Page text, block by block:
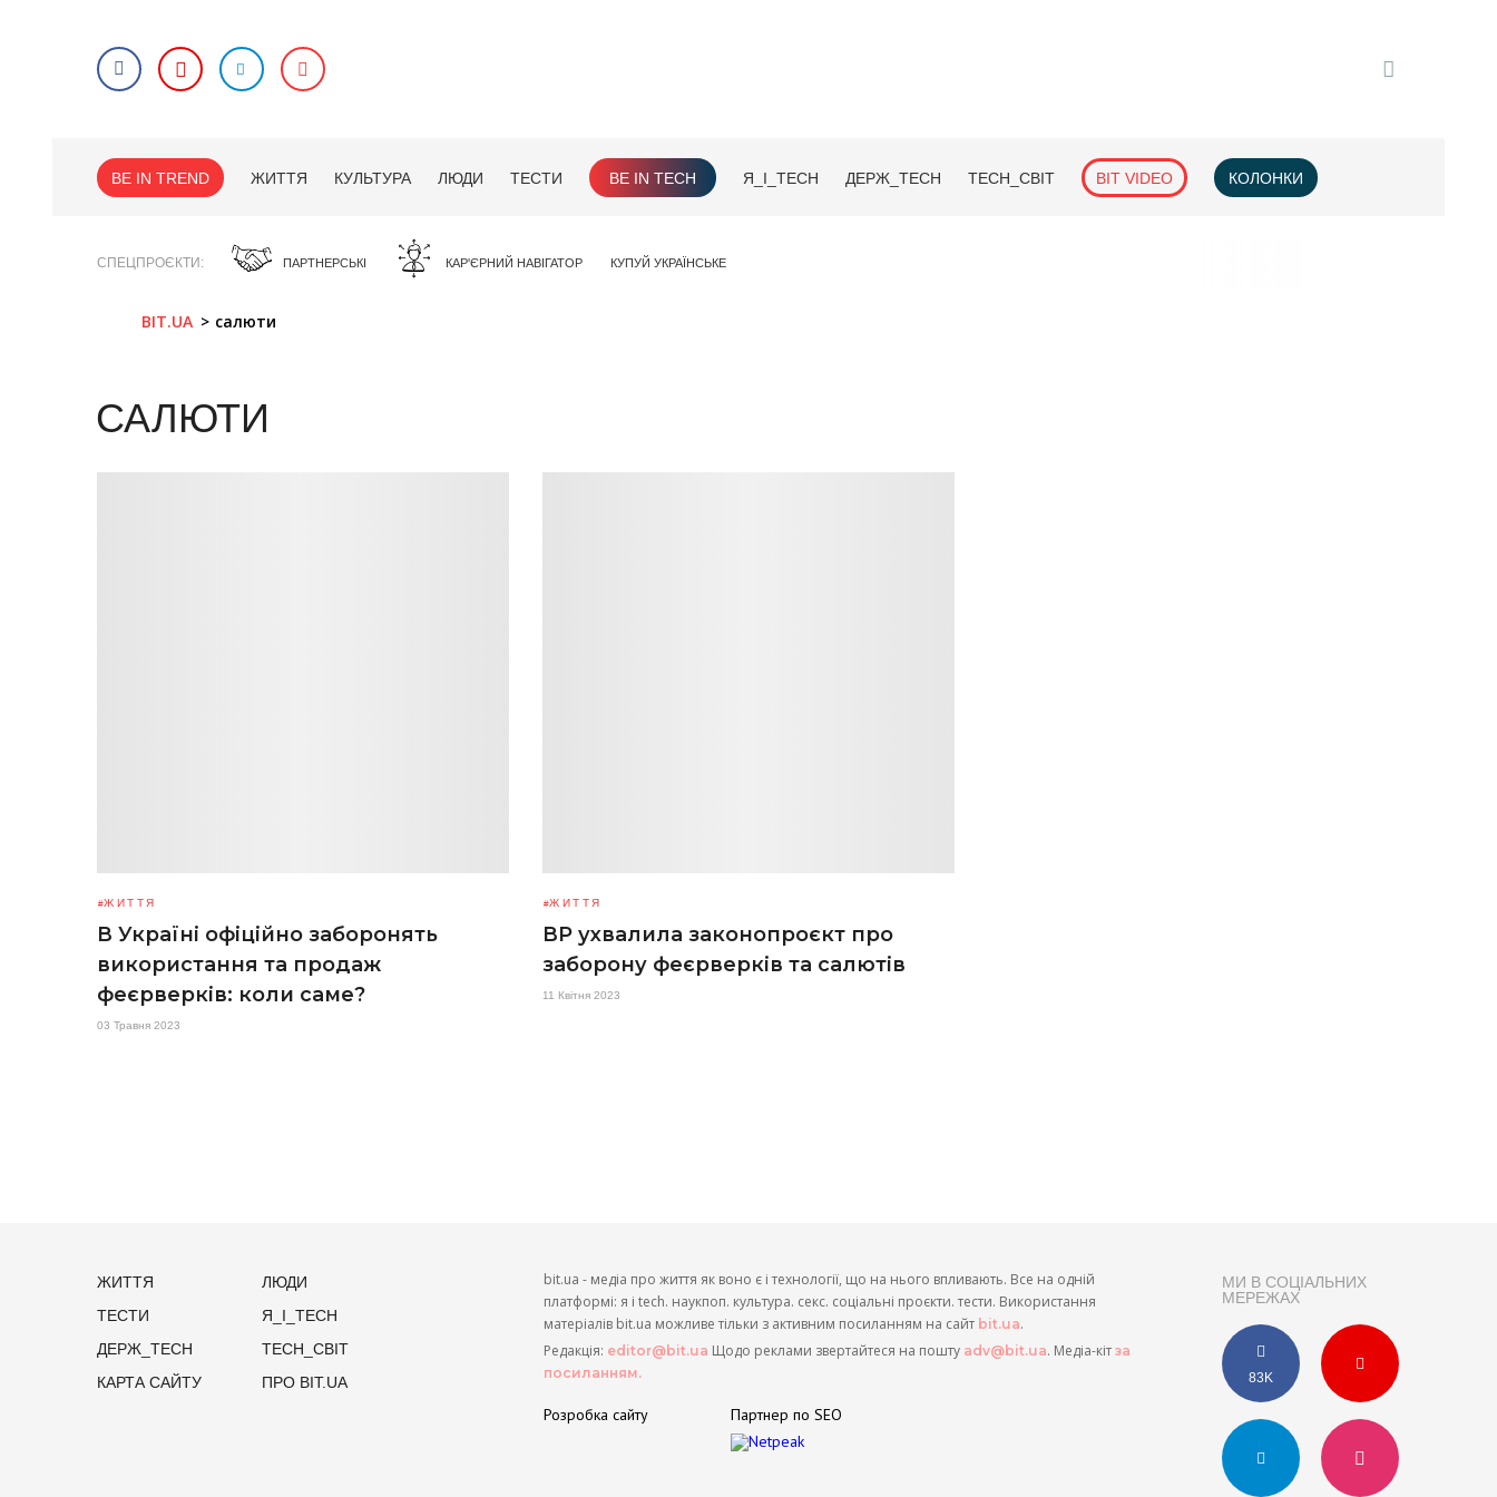
BE IN TREND ЖИТТЯ КУЛЬТУРА ЛЮДИ ТЕСТИ BE IN TECH Я_І_TECH ДЕРЖ_TECH TECH_СВІТ BIT VIDEO КОЛОНКИ
СПЕЦПРОЄКТИ ПАРТНЕРСЬКІ КАР'ЄРНИЙ НАВІГАТОР КУПУЙ УКРАЇНСЬКЕ
BIT.UA салюти
САЛЮТИ
ЖИТТЯ
В Україні офіційно заборонять
використання та продаж
феєрверків: коли саме?
03 Травня 2023
ЖИТТЯ
ВР ухвалила законопроєкт про
заборону феєрверків та салютів
11 Квітня 2023
ЖИТТЯ
ЛЮДИ
ТЕСТИ
Я_І_TECH
ДЕРЖ_TECH
TECH_СВІТ
КАРТА САЙТУ
ПРО BIT.UA
МИ В СОЦІАЛЬНИХ
МЕРЕЖАХ
83K
bit.ua - медіа про життя як воно є і технології, що на нього впливають. Все на одній
платформі: я і tech. наукпоп. культура. секс. соціальні проєкти. тести. Використання
матеріалів bit.ua можливе тільки з активним посиланням на сайт bit.ua.
Редакція: editor@bit.ua Щодо реклами звертайтеся на пошту adv@bit.ua. Медіа-кіт за
посиланням.
Розробка сайту Партнер по SEO